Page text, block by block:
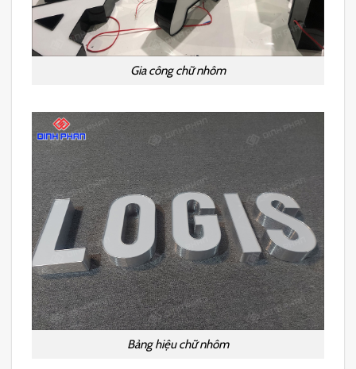
Gia công chữ nhôm
Bảng hiệu chữ nhôm